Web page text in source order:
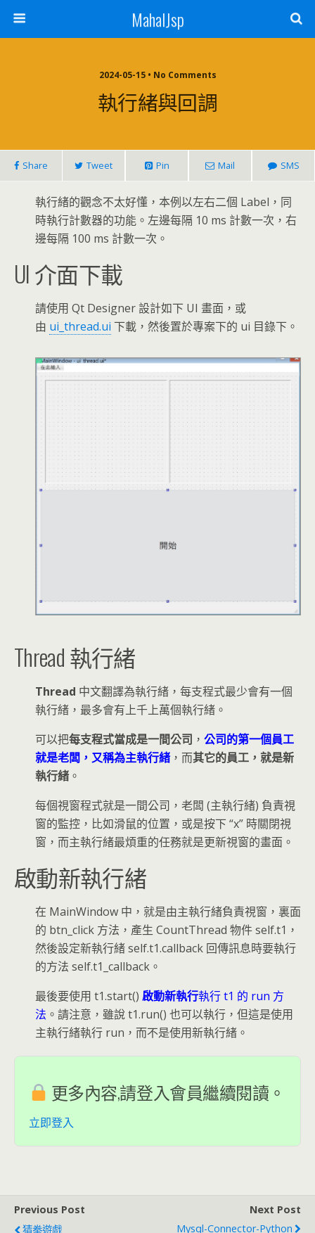
MahalJsp
2024-05-15 • No Comments
執行緒與回調
Share Tweet Pin Mail SMS
執行緒的觀念不太好懂，本例以左右二個 Label，同
時執行計數器的功能。左邊每隔 10 ms 計數一次，右
邊每隔 100 ms 計數一次。
UI 介面下載
請使用 Qt Designer 設計如下 UI 畫面，或
由 ui_thread.ui 下載，然後置於專案下的 ui 目錄下。
Thread 執行緒
Thread 中文翻譯為執行緒，每支程式最少會有一個
執行緒，最多會有上千上萬個執行緒。
可以把每支程式當成是一間公司 ， 公司的第一個員工
就是老闆，又稱為主執行緒 ，而其它的員工，就是新
執行緒 。
每個視窗程式就是一間公司，老闆 (主執行緒) 負責視
窗的監控，比如滑鼠的位置，或是按下 “x” 時關閉視
窗，而主執行緒最煩重的任務就是更新視窗的畫面。
啟動新執行緒
在 MainWindow 中，就是由主執行緒負責視窗，裏面
的 btn_click 方法，產生 CountThread 物件 self.t1，
然後設定新執行緒 self.t1.callback 回傳訊息時要執行
的方法 self.t1_callback。
最後要使用 t1.start() 啟動新執行執行 t1 的 run 方
法 。請注意，雖說 t1.run() 也可以執行，但這是使用
主執行緒執行 run，而不是使用新執行緒。
更多內容,請登入會員繼續閱讀。
立即登入
Previous Post
猜拳遊戲
Next Post
Mysql-Connector-Python